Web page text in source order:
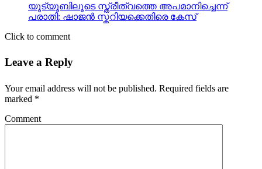
യൂട്യൂബിലൂടെ സ്ത്രീത്വത്തെ അപമാനിച്ചെന്ന്
പരാതി: ഷാജൻ സ്കറിയക്കെതിരെ കേസ്
Click to comment
Leave a Reply
Your email address will not be published. Required fields are
marked *
Comment